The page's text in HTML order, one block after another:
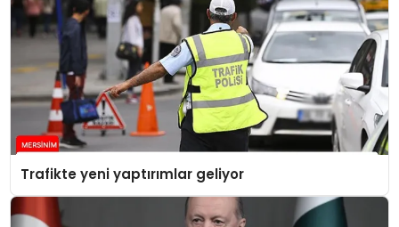
Trafikte yeni yaptırımlar geliyor